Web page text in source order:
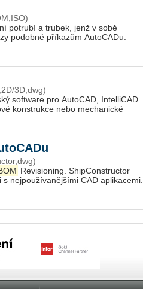
potrubí a trubek, jenž v sobě
podobné příkazům AutoCADu.
3D,dwg)
software pro AutoCAD, IntelliCAD
konstrukce nebo mechanické
Revisioning. ShipConstructor
nejpoužívanějšími CAD aplikacemi.